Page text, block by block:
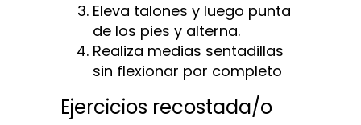
Eleva talones y luego punta
de los pies y alterna.
Realiza medias sentadillas
sin flexionar por completo
Ejercicios recostada/o